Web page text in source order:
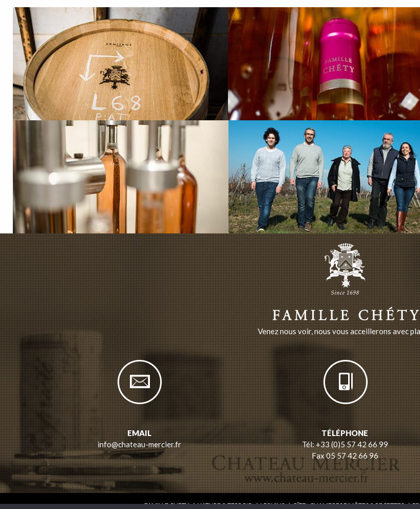
Venez nous voir, nous vous acceillerons avec
EMAIL
info@chateau-mercier.fr
TÉLÉPHONE
Tél: +33 (0)5 57 42 66 99
Fax 05 57 42 66 96
FAMILLE CHETY / NATURE & TERROIR / LES VINS / GÎTE , CHAMBRES D'HÔTES & RECETTES /